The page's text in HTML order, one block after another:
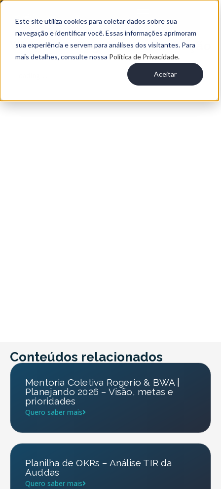
Este site utiliza cookies para coletar dados sobre sua
navegação e identificar você. Essas informações aprimoram
sua experiência e servem para análises dos visitantes. Para
mais detalhes, consulte nossa Política de Privacidade.
Aceitar
Webinar – Segredo da Execução
Conteúdos relacionados
Mentoria Coletiva Rogerio & BWA |
Planejando 2026 – Visão, metas e
prioridades
Quero saber mais
Planilha de OKRs – Análise TIR da
Auddas
Quero saber mais